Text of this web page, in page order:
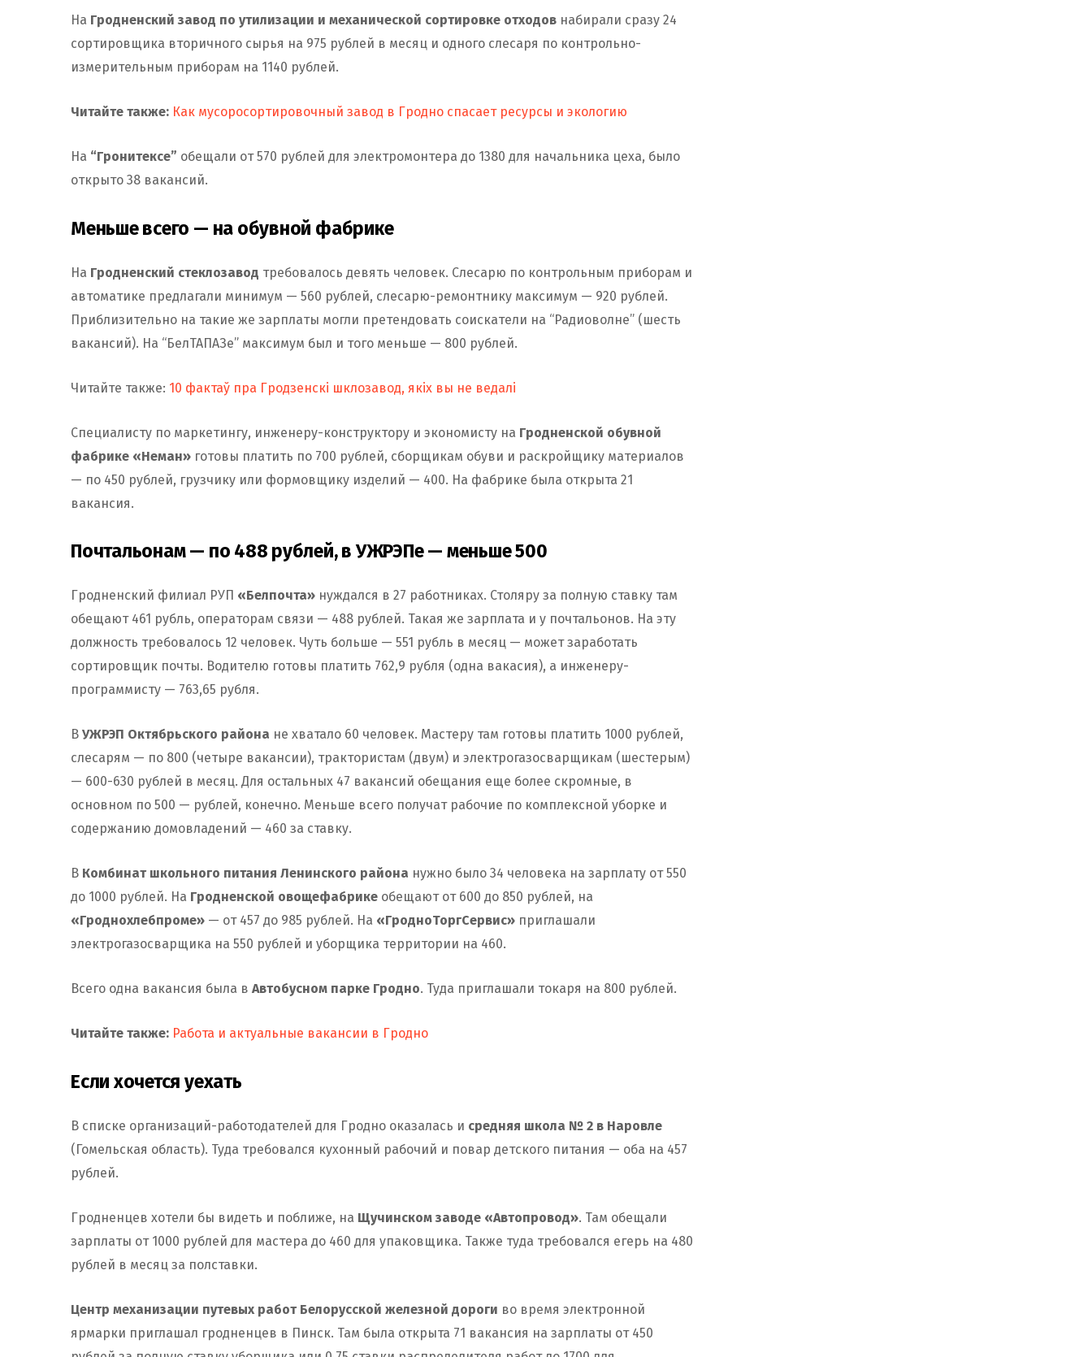
На Гродненский завод по утилизации и механической сортировке отходов набирали сразу 24
сортировщика вторичного сырья на 975 рублей в месяц и одного слесаря по контрольно-
измерительным приборам на 1140 рублей.
Читайте также: Как мусоросортировочный завод в Гродно спасает ресурсы и экологию
На “Гронитексе” обещали от 570 рублей для электромонтера до 1380 для начальника цеха, было
открыто 38 вакансий.
Меньше всего — на обувной фабрике
На Гродненский стеклозавод требовалось девять человек. Слесарю по контрольным приборам и
автоматике предлагали минимум — 560 рублей, слесарю-ремонтнику максимум — 920 рублей.
Приблизительно на такие же зарплаты могли претендовать соискатели на “Радиоволне” (шесть
вакансий). На “БелТАПАЗе” максимум был и того меньше — 800 рублей.
Читайте также: 10 фактаў пра Гродзенскі шклозавод, якіх вы не ведалі
Специалисту по маркетингу, инженеру-конструктору и экономисту на Гродненской обувной
фабрике «Неман» готовы платить по 700 рублей, сборщикам обуви и раскройщику материалов
— по 450 рублей, грузчику или формовщику изделий — 400. На фабрике была открыта 21
вакансия.
Почтальонам — по 488 рублей, в УЖРЭПе — меньше 500
Гродненский филиал РУП «Белпочта» нуждался в 27 работниках. Столяру за полную ставку там
обещают 461 рубль, операторам связи — 488 рублей. Такая же зарплата и у почтальонов. На эту
должность требовалось 12 человек. Чуть больше — 551 рубль в месяц — может заработать
сортировщик почты. Водителю готовы платить 762,9 рубля (одна вакасия), а инженеру-
программисту — 763,65 рубля.
В УЖРЭП Октябрьского района не хватало 60 человек. Мастеру там готовы платить 1000 рублей,
слесарям — по 800 (четыре вакансии), трактористам (двум) и электрогазосварщикам (шестерым)
— 600-630 рублей в месяц. Для остальных 47 вакансий обещания еще более скромные, в
основном по 500 — рублей, конечно. Меньше всего получат рабочие по комплексной уборке и
содержанию домовладений — 460 за ставку.
В Комбинат школьного питания Ленинского района нужно было 34 человека на зарплату от 550
до 1000 рублей. На Гродненской овощефабрике обещают от 600 до 850 рублей, на
«Гроднохлебпроме» — от 457 до 985 рублей. На «ГродноТоргСервис» приглашали
электрогазосварщика на 550 рублей и уборщика территории на 460.
Всего одна вакансия была в Автобусном парке Гродно. Туда приглашали токаря на 800 рублей.
Читайте также: Работа и актуальные вакансии в Гродно
Если хочется уехать
В списке организаций-работодателей для Гродно оказалась и средняя школа № 2 в Наровле
(Гомельская область). Туда требовался кухонный рабочий и повар детского питания — оба на 457
рублей.
Гродненцев хотели бы видеть и поближе, на Щучинском заводе «Автопровод». Там обещали
зарплаты от 1000 рублей для мастера до 460 для упаковщика. Также туда требовался егерь на 480
рублей в месяц за полставки.
Центр механизации путевых работ Белорусской железной дороги во время электронной
ярмарки приглашал гродненцев в Пинск. Там была открыта 71 вакансия на зарплаты от 450